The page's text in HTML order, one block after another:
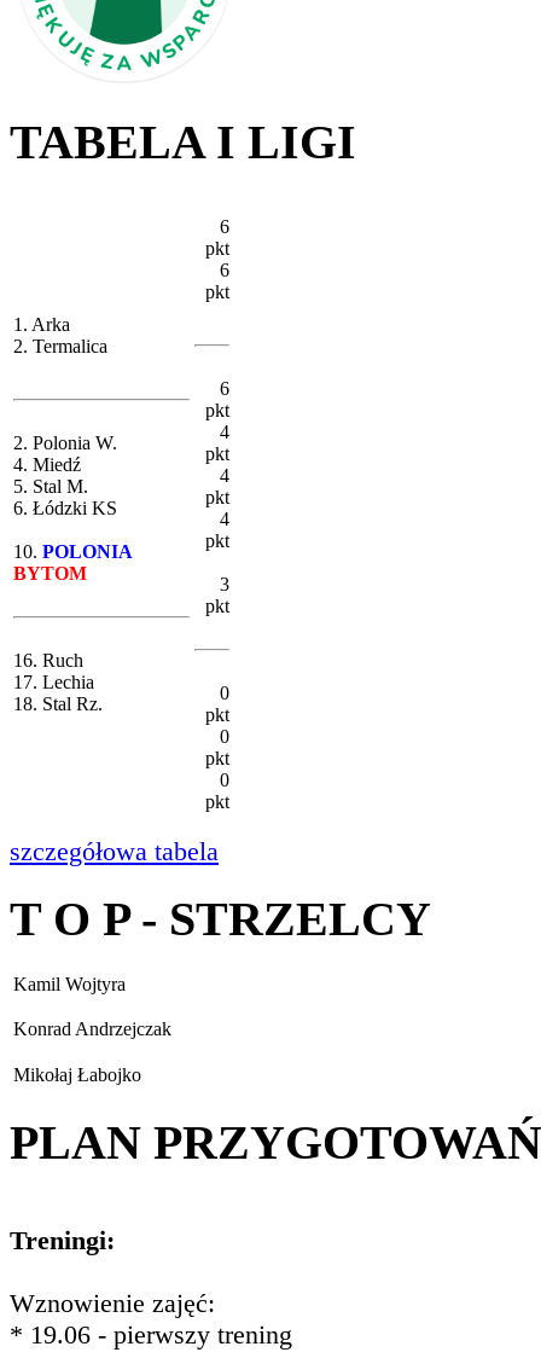
TABELA I LIGI
1. Arka
2. Termalica
2. Polonia W.
4. Miedź
5. Stal M.
6. Łódzki KS
10. POLONIA
BYTOM
16. Ruch
17. Lechia
18. Stal Rz.
6
pkt
6
pkt
6
pkt
4
pkt
4
pkt
4
pkt
3
pkt
0
pkt
0
pkt
0
pkt
szczegółowa tabela
T O P - STRZELCY
Kamil Wojtyra
Konrad Andrzejczak
Mikołaj Łabojko
PLAN PRZYGOTOWAŃ
Treningi:
Wznowienie zajęć:
* 19.06 - pierwszy trening